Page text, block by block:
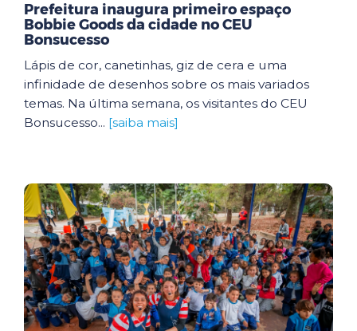
Prefeitura inaugura primeiro espaço
Bobbie Goods da cidade no CEU
Bonsucesso
Lápis de cor, canetinhas, giz de cera e uma
infinidade de desenhos sobre os mais variados
temas. Na última semana, os visitantes do CEU
Bonsucesso... [saiba mais]